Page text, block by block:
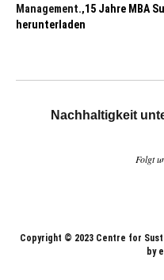
Management.‚15 Jahre MBA
herunterladen
Nachhaltigkeit
Folgt
Copyright © 2023 Centre for
by